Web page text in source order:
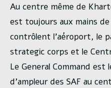
Au centre même de
est toujours aux mains de
contrôlent l’aéroport, le
strategic corps et le
Le General Command
d’ampleur des SAF au